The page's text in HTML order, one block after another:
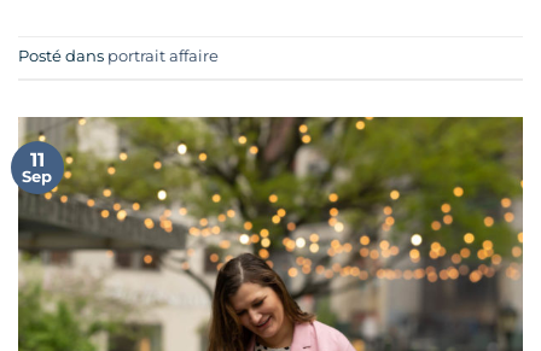
Posté dans portrait affaire
11
Sep